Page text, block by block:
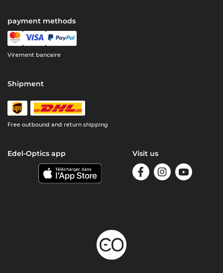
payment methods
Virement bancaire
Shipment
Free outbound and return shipping
Edel-Optics app Visit us